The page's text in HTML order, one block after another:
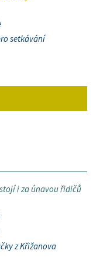
setkávání
i za únavou řidičů
z Křižanova